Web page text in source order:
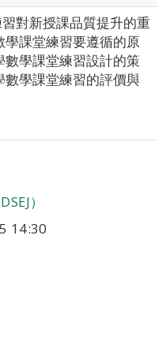
對新授課品質提升的重
學課堂練習要遵循的原
數學課堂練習設計的策
數學課堂練習的評價與
）
14:30